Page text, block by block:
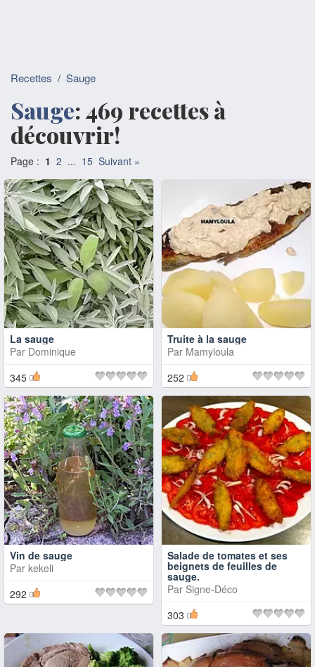
Recettes / Sauge
Sauge: 469 recettes à
découvrir!
Page : 1 2 ... 15 Suivant »
La sauge
Par Dominique
345
Truite à la sauge
Par Mamyloula
252
Vin de sauge
Par kekeli
292
Salade de tomates et ses
beignets de feuilles de
sauge.
Par Signe-Déco
303